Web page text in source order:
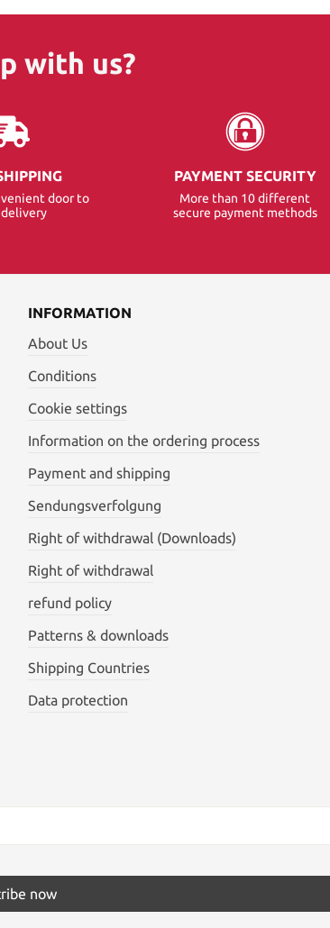
with us?
door to
PAYMENT SECURITY
More than 10 different
secure payment methods
INFORMATION
About Us
Conditions
Cookie settings
Information on the ordering process
Payment and shipping
Sendungsverfolgung
Right of withdrawal (Downloads)
Right of withdrawal
refund policy
Patterns & downloads
Shipping Countries
Data protection
now